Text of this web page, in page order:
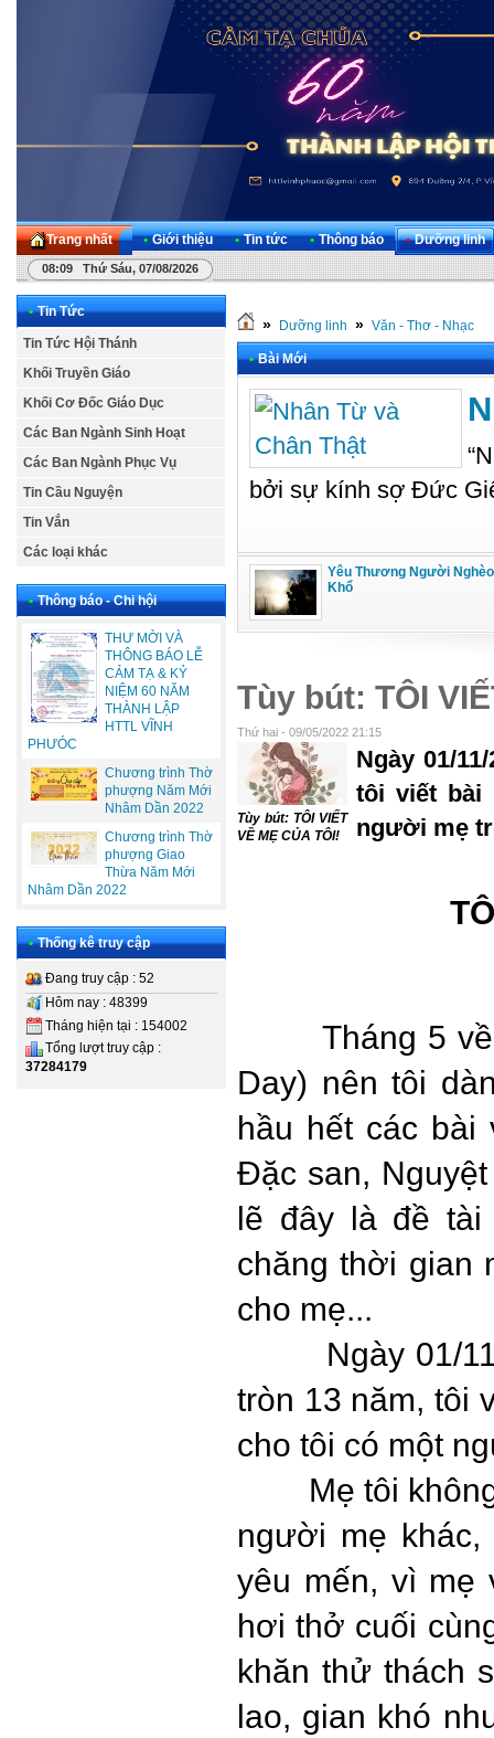
Trang nhất • Giới thiệu • Tin tức • Thông báo • Dưỡng linh
08:09 Thứ Sáu, 07/08/2026
• Tin Tức
Tin Tức Hội Thánh
Khối Truyền Giáo
Khối Cơ Đốc Giáo Dục
Các Ban Ngành Sinh Hoạt
Các Ban Ngành Phục Vụ
Tin Cầu Nguyện
Tin Vắn
Các loại khác
• Thông báo - Chi hội
THƯ MỜI VÀ
THÔNG BÁO LỄ
CẢM TẠ & KỶ
NIỆM 60 NĂM
THÀNH LẬP
HTTL VĨNH
PHƯÓC
Chương trình Thờ
phượng Năm Mới
Nhâm Dần 2022
Chương trình Thờ
phượng Giao
Thừa Năm Mới
Nhâm Dần 2022
• Thống kê truy cập
Đang truy cập : 52
Hôm nay : 48399
Tháng hiện tại : 154002
Tổng lượt truy cập :
37284179
» Dưỡng linh » Văn - Thơ - Nhạc
• Bài Mới
bởi sự kính sợ Đức
Yêu Thương Người Nghèo
Khổ
Tùy bút: TÔI
Thứ hai - 09/05/2022 21:15
Tùy bút: TÔI VIẾT
VỀ MẸ CỦA TÔI!
Ngày 01/
tôi viết bài
người mẹ
Tháng 5
Day) nên tôi
hầu hết các bài
Đặc san,
lẽ đây là đề tài
chăng thời gian
cho mẹ...
Ngày 01/
tròn 13 năm, tôi
cho tôi có một
Mẹ tôi
người mẹ
yêu mến, vì mẹ
hơi thở cuối
khăn thử thách
lao, gian khó